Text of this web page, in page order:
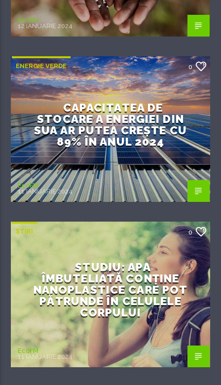
EcoFM
12 IANUARIE 2024
ENERGIE VERDE 0
CAPACITATEA DE
STOCARE A ENERGIEI DIN
SUA AR PUTEA CREȘTE CU
89% ÎN ANUL 2024
EcoFM
11 IANUARIE 2024
ȘTIRI 0
STUDIU: APA
ÎMBUTELIATĂ CONȚINE
NANOPLASTICE CARE POT
PĂTRUNDE ÎN CELULELE
CORPULUI
EcoFM
11 IANUARIE 2024